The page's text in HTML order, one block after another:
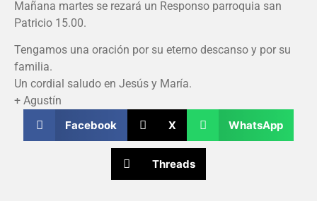
Mañana martes se rezará un Responso parroquia san
Patricio 15.00.
Tengamos una oración por su eterno descanso y por su
familia.
Un cordial saludo en Jesús y María.
+ Agustín
Facebook
X WhatsApp
Threads